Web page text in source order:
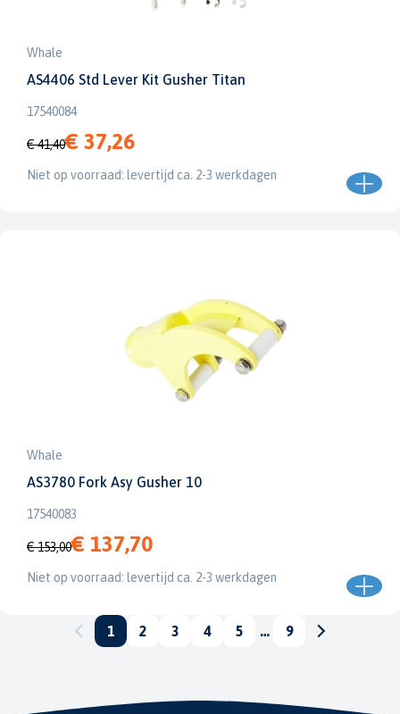
Whale
AS4406 Std Lever Kit Gusher Titan
17540084
€ 41,40€ 37,26
Niet op voorraad: levertijd ca. 2-3 werkdagen
Whale
AS3780 Fork Asy Gusher 10
17540083
€ 153,00€ 137,70
Niet op voorraad: levertijd ca. 2-3 werkdagen
1 2 3 4 5 … 9